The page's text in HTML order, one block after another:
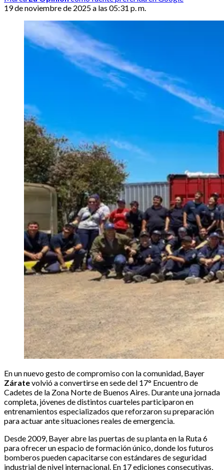
19 de noviembre de 2025 a las 05:31 p. m.
En un nuevo gesto de compromiso con la comunidad, Bayer
Záratevolvió a convertirse en sede del 17° Encuentro de
Cadetes de la Zona Norte de Buenos Aires. Durante una jornada
completa, jóvenes de distintos cuarteles participaron en
entrenamientos especializados que reforzaron su preparación
para actuar ante situaciones reales de emergencia.
Desde 2009, Bayer abre las puertas de su planta en la Ruta 6
para ofrecer un espacio de formación único, donde los futuros
bomberos pueden capacitarse con estándares de seguridad
industrial de nivel internacional. En 17 ediciones consecutivas,